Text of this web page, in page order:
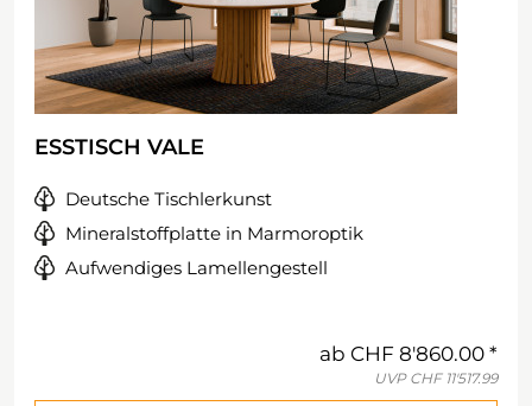
ESSTISCH VALE
Deutsche Tischlerkunst
Mineralstoffplatte in Marmoroptik
Aufwendiges Lamellengestell
ab CHF 8'860.00
UVP CHF 11'517.99